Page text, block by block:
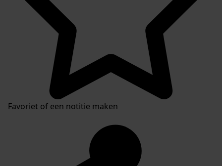
Favoriet of een notitie maken